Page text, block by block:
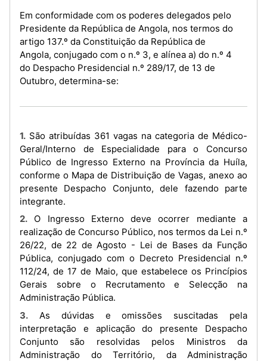
Em conformidade com os poderes delegados pelo
Presidente da República de Angola, nos termos do
artigo 137.º da Constituição da República de
Angola, conjugado com o n.º 3, e alínea a) do n.º 4
do Despacho Presidencial n.º 289/17, de 13 de
Outubro, determina-se:
1. São atribuídas 361 vagas na categoria de Médico-
Geral/Interno de Especialidade para o Concurso
Público de Ingresso Externo na Província da Huíla,
conforme o Mapa de Distribuição de Vagas, anexo ao
presente Despacho Conjunto, dele fazendo parte
integrante.
2. O Ingresso Externo deve ocorrer mediante a
realização de Concurso Público, nos termos da Lei n.º
26/22, de 22 de Agosto - Lei de Bases da Função
Pública, conjugado com o Decreto Presidencial n.º
112/24, de 17 de Maio, que estabelece os Princípios
Gerais sobre o Recrutamento e Selecção na
Administração Pública.
3. As dúvidas e omissões suscitadas pela
interpretação e aplicação do presente Despacho
Conjunto são resolvidas pelos Ministros da
Administração do Território, da Administração